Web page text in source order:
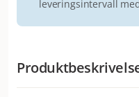
leveringsintervall